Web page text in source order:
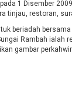
1 Disember
tinjau, restoran,
beriadah
Rambah
gambar